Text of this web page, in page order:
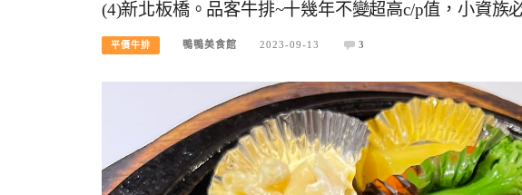
(4)新北板橋。品客牛排~十幾年不變超高c/p值，小資族
平價牛排 鴨鴨美食館 2023-09-13 3